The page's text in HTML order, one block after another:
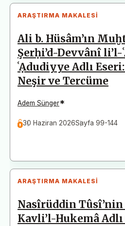
ARAŞTIRMA MAKALESI
Ali b. Hüsâm’ın
Şerḥi’d-Devvânî li’l-
ʿẠdudiyye Adlı
Neşir ve Tercüme
Adem Sünger*
30 Haziran 2026Sayfa 99-144
ARAŞTIRMA MAKALESI
Nasîrüddin
Kavli’l-Hukemâ